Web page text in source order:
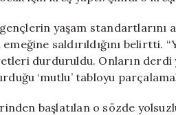
yaşam standartlarını
saldırıldığını belirtti.
durduruldu. Onların derdi
‘mutlu’ tabloyu
başlatılan o sözde